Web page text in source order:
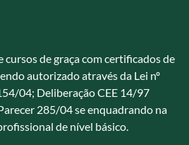
de graça com certificados de
autorizado através da Lei nº
04; Deliberação CEE 14/97
285/04 se enquadrando na
de nível básico.